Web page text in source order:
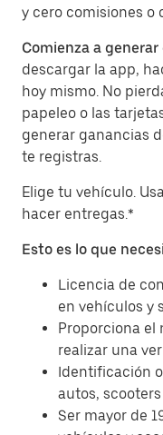
y cero comisiones o
Comienza a
descargar la app,
hoy mismo. No
papeleo o las
generar ganancias
te registras.
Elige tu vehículo.
hacer entregas.*
Esto es lo que
Licencia de
en vehículos y
Proporciona el
realizar una
Identificación
autos,
Ser mayor de